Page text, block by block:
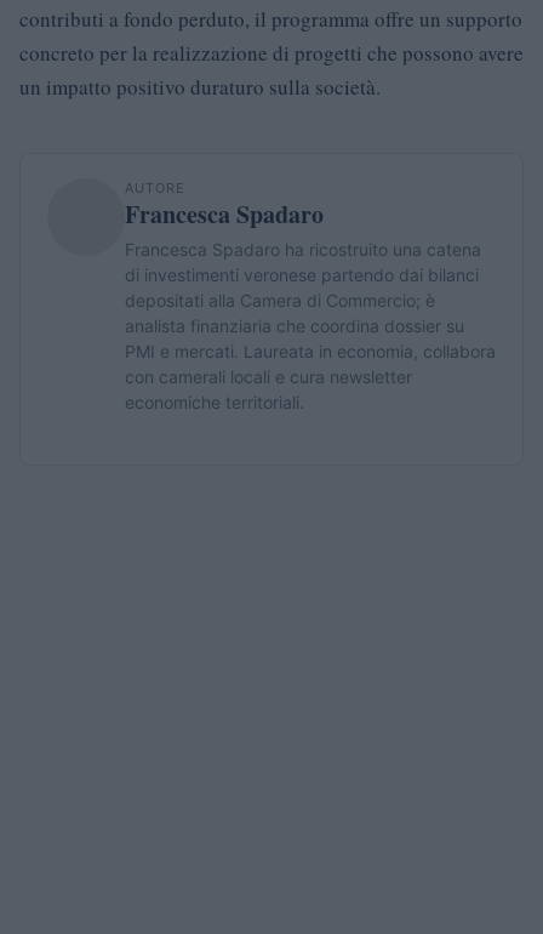
contributi a fondo perduto, il programma offre un supporto
concreto per la realizzazione di progetti che possono avere
un impatto positivo duraturo sulla società.
AUTORE
Francesca Spadaro
Francesca Spadaro ha ricostruito una catena
di investimenti veronese partendo dai bilanci
depositati alla Camera di Commercio; è
analista finanziaria che coordina dossier su
PMI e mercati. Laureata in economia, collabora
con camerali locali e cura newsletter
economiche territoriali.